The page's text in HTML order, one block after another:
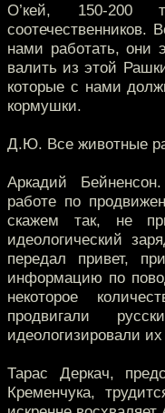
О’кей, 150-
нами работать, они
валить из этой
которые с нами
кормушки.
Д.Ю. Все животные
Аркадий
работе по
скажем так, не
идеологический
передал привет,
информацию по
некоторое
продвигали
идеологизировали
Тарас Деркач,
Кременчука,